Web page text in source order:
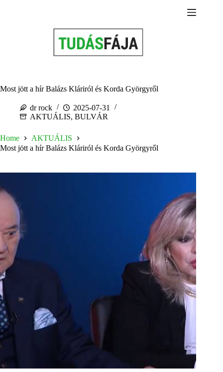
Most jött a hír Balázs Kláriról és Korda Györgyről
dr rock
2025-07-31
AKTUÁLIS, BULVÁR
Home
AKTUÁLIS
Most jött a hír Balázs Kláriról és Korda Györgyről